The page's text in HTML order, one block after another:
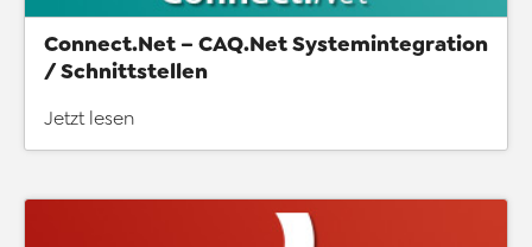
Connect.Net – CAQ.Net Systemintegration
/ Schnittstellen
Jetzt lesen